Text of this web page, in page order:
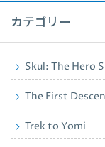
カテゴリー
Skul: The Hero
The First
Trek to Yomi